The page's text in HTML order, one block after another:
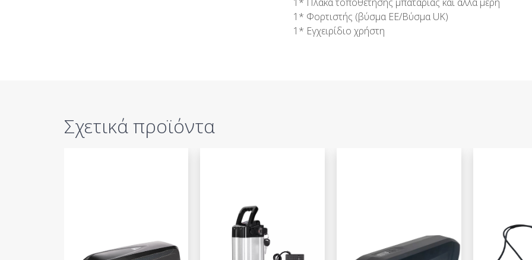
1* Φορτιστής (βύσμα ΕΕ/Βύσμα UK)
1* Εγχειρίδιο χρήστη
Σχετικά προϊόντα